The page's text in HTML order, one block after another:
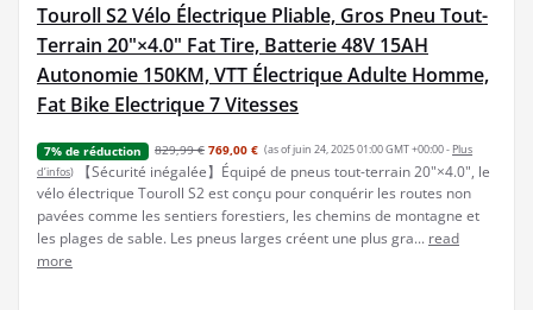
Touroll S2 Vélo Électrique Pliable, Gros Pneu Tout-
Terrain 20"×4.0" Fat Tire, Batterie 48V 15AH
Autonomie 150KM, VTT Électrique Adulte Homme,
Fat Bike Electrique 7 Vitesses
7% de réduction 829,99 € 769,00 € (as of juin 24, 2025 01:00 GMT +00:00 - Plus
d’infos)
【Sécurité inégalée】Équipé de pneus tout-terrain 20"×4.0", le
vélo électrique Touroll S2 est conçu pour conquérir les routes non
pavées comme les sentiers forestiers, les chemins de montagne et
les plages de sable. Les pneus larges créent une plus gra... read
more